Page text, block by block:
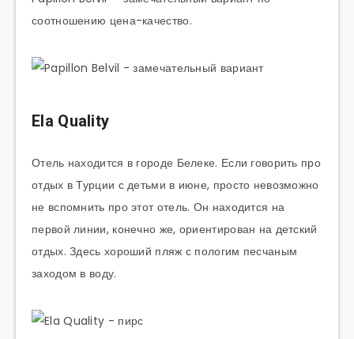
соотношению цена-качество.
Ela Quality
Отель находится в городе Белеке. Если говорить про
отдых в Турции с детьми в июне, просто невозможно
не вспомнить про этот отель. Он находится на
первой линии, конечно же, ориентирован на детский
отдых. Здесь хороший пляж с пологим песчаным
заходом в воду.